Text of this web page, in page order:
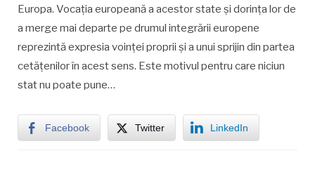
Europa. Vocaţia europeană a acestor state şi dorinţa lor de
a merge mai departe pe drumul integrării europene
reprezintă expresia voinţei proprii şi a unui sprijin din partea
cetăţenilor în acest sens. Este motivul pentru care niciun
stat nu poate pune…
Facebook Twitter LinkedIn